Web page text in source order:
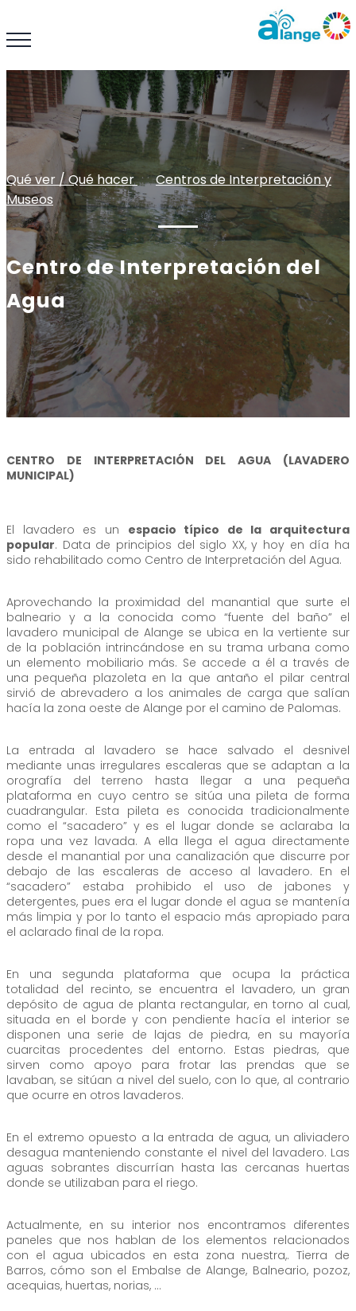
Qué ver / Qué hacer: : Centros de Interpretación y
Museos
Centro de Interpretación del
Agua
CENTRO DE INTERPRETACIÓN DEL AGUA (LAVADERO
MUNICIPAL)
El lavadero es un espacio típico de la arquitectura
popular. Data de principios del siglo XX, y hoy en día ha
sido rehabilitado como Centro de Interpretación del Agua.
Aprovechando la proximidad del manantial que surte el
balneario y a la conocida como “fuente del baño” el
lavadero municipal de Alange se ubica en la vertiente sur
de la población intrincándose en su trama urbana como
un elemento mobiliario más. Se accede a él a través de
una pequeña plazoleta en la que antaño el pilar central
sirvió de abrevadero a los animales de carga que salían
hacía la zona oeste de Alange por el camino de Palomas.
La entrada al lavadero se hace salvado el desnivel
mediante unas irregulares escaleras que se adaptan a la
orografía del terreno hasta llegar a una pequeña
plataforma en cuyo centro se sitúa una pileta de forma
cuadrangular. Esta pileta es conocida tradicionalmente
como el “sacadero” y es el lugar donde se aclaraba la
ropa una vez lavada. A ella llega el agua directamente
desde el manantial por una canalización que discurre por
debajo de las escaleras de acceso al lavadero. En el
“sacadero” estaba prohibido el uso de jabones y
detergentes, pues era el lugar donde el agua se mantenía
más limpia y por lo tanto el espacio más apropiado para
el aclarado final de la ropa.
En una segunda plataforma que ocupa la práctica
totalidad del recinto, se encuentra el lavadero, un gran
depósito de agua de planta rectangular, en torno al cual,
situada en el borde y con pendiente hacía el interior se
disponen una serie de lajas de piedra, en su mayoría
cuarcitas procedentes del entorno. Estas piedras, que
sirven como apoyo para frotar las prendas que se
lavaban, se sitúan a nivel del suelo, con lo que, al contrario
que ocurre en otros lavaderos.
En el extremo opuesto a la entrada de agua, un aliviadero
desagua manteniendo constante el nivel del lavadero. Las
aguas sobrantes discurrían hasta las cercanas huertas
donde se utilizaban para el riego.
Actualmente, en su interior nos encontramos diferentes
paneles que nos hablan de los elementos relacionados
con el agua ubicados en esta zona nuestra,. Tierra de
Barros, cómo son el Embalse de Alange, Balneario, pozoz,
acequias, huertas, norias, …